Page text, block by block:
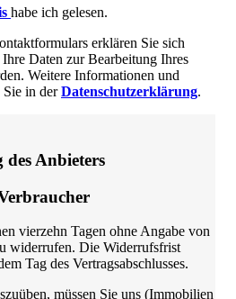
habe ich gelesen.
erklären Sie sich
Daten zur Bearbeitung Ihres
Weitere Informationen und
in derDatenschutzerklärung.
Anbieters
vierzehn Tagen ohne Angabe von
widerrufen. Die Widerrufsfrist
Tag des Vertragsabschlusses.
müssen Sie uns (Immobilien